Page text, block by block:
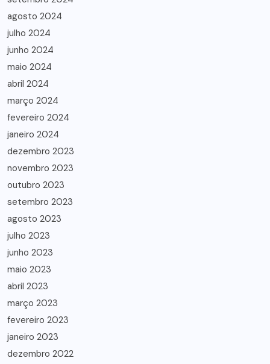
agosto 2024
julho 2024
junho 2024
maio 2024
abril 2024
março 2024
fevereiro 2024
janeiro 2024
dezembro 2023
novembro 2023
outubro 2023
setembro 2023
agosto 2023
julho 2023
junho 2023
maio 2023
abril 2023
março 2023
fevereiro 2023
janeiro 2023
dezembro 2022